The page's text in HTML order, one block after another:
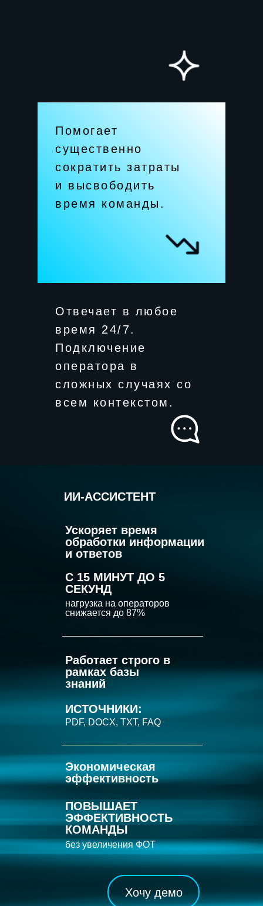
Помогает
существенно
сократить затраты
и высвободить
время команды.
Отвечает в любое
время 24/7.
Подключение
оператора в
сложных случаях со
всем контекстом.
С 15 МИНУТ ДО 5
СЕКУНД
нагрузка на операторов
снижается до 87%
Ускоряет время
обработки информации
и ответов
PDF, DOCX, TXT, FAQ
ИСТОЧНИКИ:
Работает строго в
рамках базы
знаний
ИИ-АССИСТЕНТ
без увеличения ФОТ
ПОВЫШАЕТ
ЭФФЕКТИВНОСТЬ
КОМАНДЫ
Экономическая
эффективность
Хочу демо